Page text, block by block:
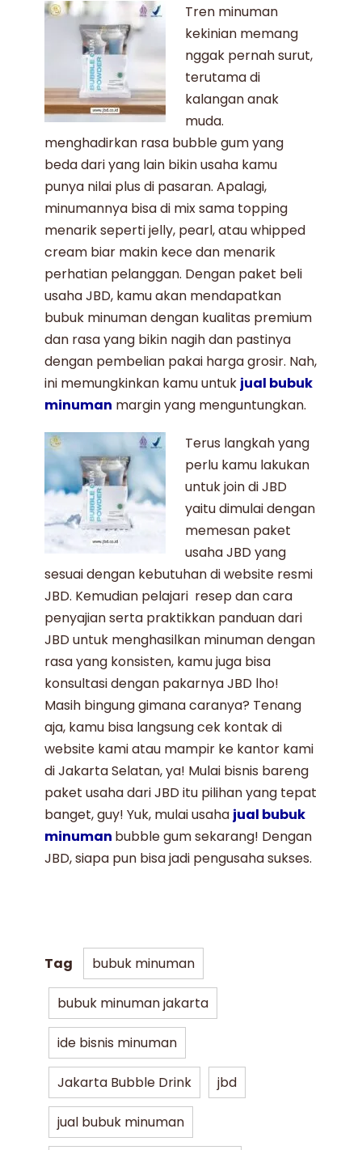
Tren minuman
kekinian memang
nggak pernah surut,
terutama di
kalangan anak
muda.
menghadirkan rasa bubble gumyang
beda dari yang lain bikin usaha kamu
punya nilai plus di pasaran. Apalagi,
minumannya bisa di mix sama topping
menarik seperti jelly, pearl, atau whipped
cream biar makin kece dan menarik
perhatian pelanggan. Dengan paket beli
usaha JBD, kamu akan mendapatkan
bubuk minumandengan kualitas premium
dan rasa yang bikin nagih dan pastinya
dengan pembelian pakai harga grosir. Nah,
ini memungkinkan kamu untuk jual bubuk
minuman margin yang menguntungkan.
Terus langkah yang
perlu kamu lakukan
untukjoin di JBD
yaitu dimulai dengan
memesan paket
usaha JBDyang
sesuai dengan kebutuhan diwebsite resmi
JBD. Kemudian pelajari resep dan cara
penyajian serta praktikkan panduan dari
JBD untuk menghasilkan minuman dengan
rasa yang konsisten, kamu juga bisa
konsultasi dengan pakarnya JBD lho!
Masih bingung gimana caranya? Tenang
aja, kamu bisa langsung cek kontak di
website kami atau mampir ke kantor kami
di Jakarta Selatan, ya! Mulai bisnis bareng
paket usaha dari JBDitu pilihan yang tepat
banget, guy! Yuk, mulai usaha jual bubuk
minuman bubble gumsekarang! Dengan
JBD, siapa pun bisa jadi pengusaha sukses.
Tag bubuk minuman
bubuk minuman jakarta
ide bisnis minuman
Jakarta Bubble Drink jbd
jual bubuk minuman